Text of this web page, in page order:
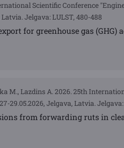
Scientific Conference
Jelgava: LULST, 480-488
for greenhouse gas (GHG)
M., Lazdins A. 2026. 25th
29.05.2026, Jelgava, Latvia. Jelgava:
from forwarding ruts in